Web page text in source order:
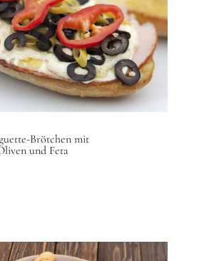
Brötchen mit
und Feta